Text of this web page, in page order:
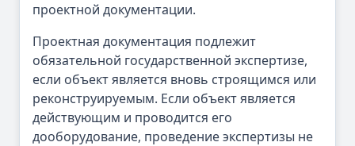
проектной документации.
Проектная документация подлежит
обязательной государственной экспертизе,
если объект является вновь строящимся или
реконструируемым. Если объект является
действующим и проводится его
дооборудование, проведение экспертизы не